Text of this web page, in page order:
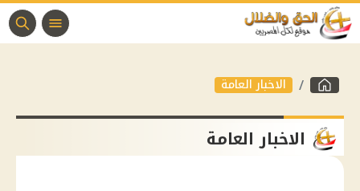
الاخبار العامة
الاخبار العامة